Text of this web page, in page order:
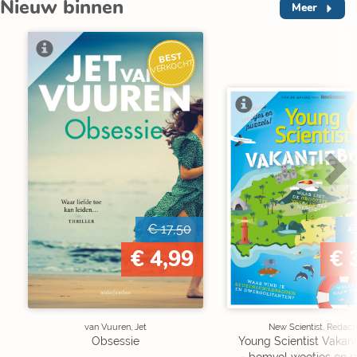
Nieuw binnen Meer
BEST
VERKOCHT
€ 17,50
€ 4,99
van Vuuren, Jet
Obsessie
€
New Scientist,
Young Scientist